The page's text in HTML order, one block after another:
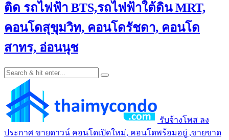
ติด รถไฟฟ้า BTS,รถไฟฟ้าใต้ดิน MRT,
คอนโดสุขุมวิท, คอนโดรัชดา, คอนโด
สาทร, อ่อนนุช
รับจ้างโพส ลง
ประกาศ ขายดาวน์ คอนโดเปิดใหม่, คอนโดพร้อมอยู่ ,ขายขาด